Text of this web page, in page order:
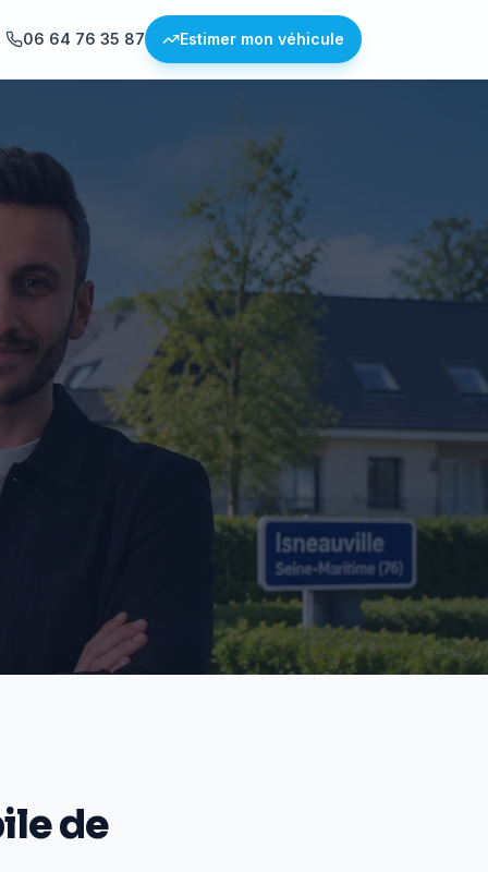
06 64 76 35 87 Estimer mon véhicule
de